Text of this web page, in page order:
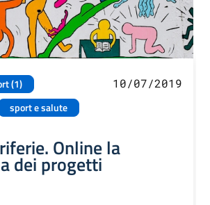
(1)
sport e salute
10/07/2019
Online la
dei progetti